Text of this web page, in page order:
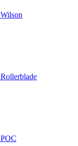
Wilson
Rollerblade
POC